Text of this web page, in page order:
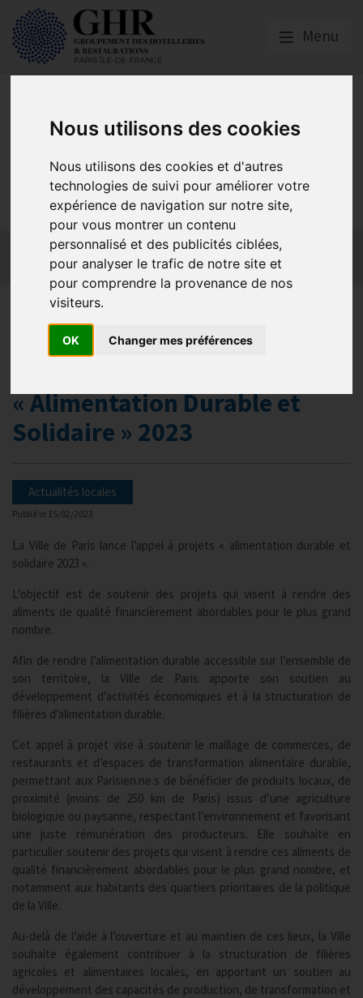
Nous utilisons des cookies
Nous utilisons des cookies et d'autres
technologies de suivi pour améliorer votre
expérience de navigation sur notre site,
pour vous montrer un contenu
personnalisé et des publicités ciblées,
pour analyser le trafic de notre site et
pour comprendre la provenance de nos
visiteurs.
OK Changer mes préférences
Menu
GHR PARIS ÎLE-DE-
FRANCE
Actualités Qui sommes-nous ?
GHR National
Partenaires
Contact adhésion
Paris | RAPPEL : 1ère date
limite de candidature le 1er
« Alimentation Durable et
Solidaire » 2023
Actualités locales
Publié le 15/02/2023
La Ville de Paris lance l’appel à projets « alimentation durable et
solidaire 2023 ».
L’objectif est de soutenir des projets qui visent à rendre des
aliments de qualité financièrement abordables pour le plus grand
nombre.
Afin de rendre l’alimentation durable accessible sur l’ensemble de
son territoire, la Ville de Paris apporte son soutien au
développement d’activités économiques et à la structuration de
filières d’alimentation durable.
Cet appel à projet vise à soutenir le maillage de commerces, de
restaurants et d’espaces de transformation alimentaire durable,
permettant aux Parisien.ne.s de bénéficier de produits locaux, de
proximité (moins de 250 km de Paris) issus d’une agriculture
biologique ou paysanne, respectant l’environnement et favorisant
une juste rémunération des producteurs. Elle souhaite en
particulier soutenir des projets qui visent à rendre ces aliments de
qualité financièrement abordables pour le plus grand nombre, et
notamment aux habitants des quartiers prioritaires de la politique
de la Ville.
Au-delà de l’aide à l’ouverture et au maintien de ces lieux, la Ville
souhaite également contribuer à la structuration de filières
agricoles et alimentaires locales, en apportant un soutien au
développement des capacités de production, de transformation et